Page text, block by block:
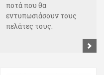
ποτά που θα
εντυπωσιάσουν τους
πελάτες τους.